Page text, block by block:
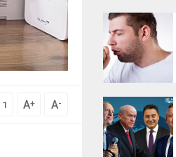
1 A+ A-